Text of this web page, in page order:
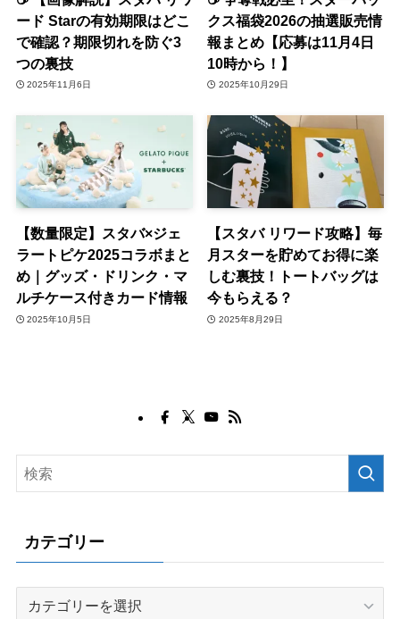
ード Starの有効期限はどこ
で確認？期限切れを防ぐ3
つの裏技
2025年11月6日
クス福袋2026の抽選販売情
報まとめ【応募は11月4日
10時から！】
2025年10月29日
【数量限定】スタバ×ジェ
ラートピケ2025コラボまと
め｜グッズ・ドリンク・マ
ルチケース付きカード情報
2025年10月5日
【スタバ リワード攻略】毎
月スターを貯めてお得に楽
しむ裏技！トートバッグは
今もらえる？
2025年8月29日
カテゴリー